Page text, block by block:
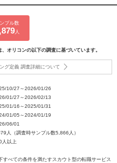
プル数
人
オリコンの以下の調査に基づいています。
グ定義 調査詳細について
10/27～2026/01/26
01/27～2026/02/13
01/16～2025/01/31
01/05～2024/01/19
06/01
人（調査時サンプル数5,866人）
人以上
すべての条件を満たすスカウト型の転職サービス